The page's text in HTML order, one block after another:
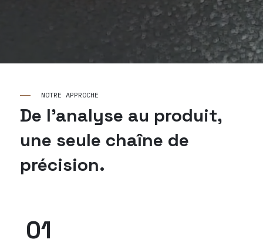
NOTRE APPROCHE
De l'analyse au produit,
une seule chaîne de
précision.
01